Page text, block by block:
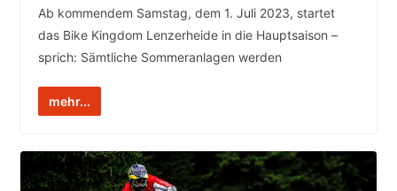
Ab kommendem Samstag, dem 1. Juli 2023, startet
das Bike Kingdom Lenzerheide in die Hauptsaison –
sprich: Sämtliche Sommeranlagen werden
mehr...